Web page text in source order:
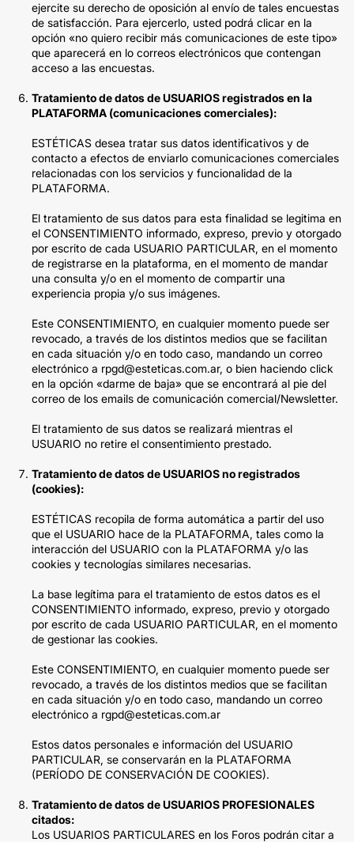
ejercite su derecho de oposición al envío de tales encuestas
de satisfacción. Para ejercerlo, usted podrá clicar en la
opción «no quiero recibir más comunicaciones de este tipo»
que aparecerá en lo correos electrónicos que contengan
acceso a las encuestas.
Tratamiento de datos de USUARIOS registrados en la
PLATAFORMA (comunicaciones comerciales):
ESTÉTICAS desea tratar sus datos identificativos y de
contacto a efectos de enviarlo comunicaciones comerciales
relacionadas con los servicios y funcionalidad de la
PLATAFORMA.
El tratamiento de sus datos para esta finalidad se legitima en
el CONSENTIMIENTO informado, expreso, previo y otorgado
por escrito de cada USUARIO PARTICULAR, en el momento
de registrarse en la plataforma, en el momento de mandar
una consulta y/o en el momento de compartir una
experiencia propia y/o sus imágenes.
Este CONSENTIMIENTO, en cualquier momento puede ser
revocado, a través de los distintos medios que se facilitan
en cada situación y/o en todo caso, mandando un correo
electrónico a rpgd@esteticas.com.ar, o bien haciendo click
en la opción «darme de baja» que se encontrará al pie del
correo de los emails de comunicación comercial/Newsletter.
El tratamiento de sus datos se realizará mientras el
USUARIO no retire el consentimiento prestado.
Tratamiento de datos de USUARIOS no registrados
(cookies):
ESTÉTICAS recopila de forma automática a partir del uso
que el USUARIO hace de la PLATAFORMA, tales como la
interacción del USUARIO con la PLATAFORMA y/o las
cookies y tecnologías similares necesarias.
La base legítima para el tratamiento de estos datos es el
CONSENTIMIENTO informado, expreso, previo y otorgado
por escrito de cada USUARIO PARTICULAR, en el momento
de gestionar las cookies.
Este CONSENTIMIENTO, en cualquier momento puede ser
revocado, a través de los distintos medios que se facilitan
en cada situación y/o en todo caso, mandando un correo
electrónico a rgpd@esteticas.com.ar
Estos datos personales e información del USUARIO
PARTICULAR, se conservarán en la PLATAFORMA
(PERÍODO DE CONSERVACIÓN DE COOKIES).
Tratamiento de datos de USUARIOS PROFESIONALES
citados:
Los USUARIOS PARTICULARES en los Foros podrán citar a